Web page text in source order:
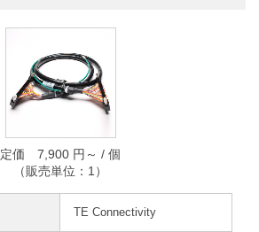
定価 7,900 円～ / 個
（販売単位：1）
TE Connectivity